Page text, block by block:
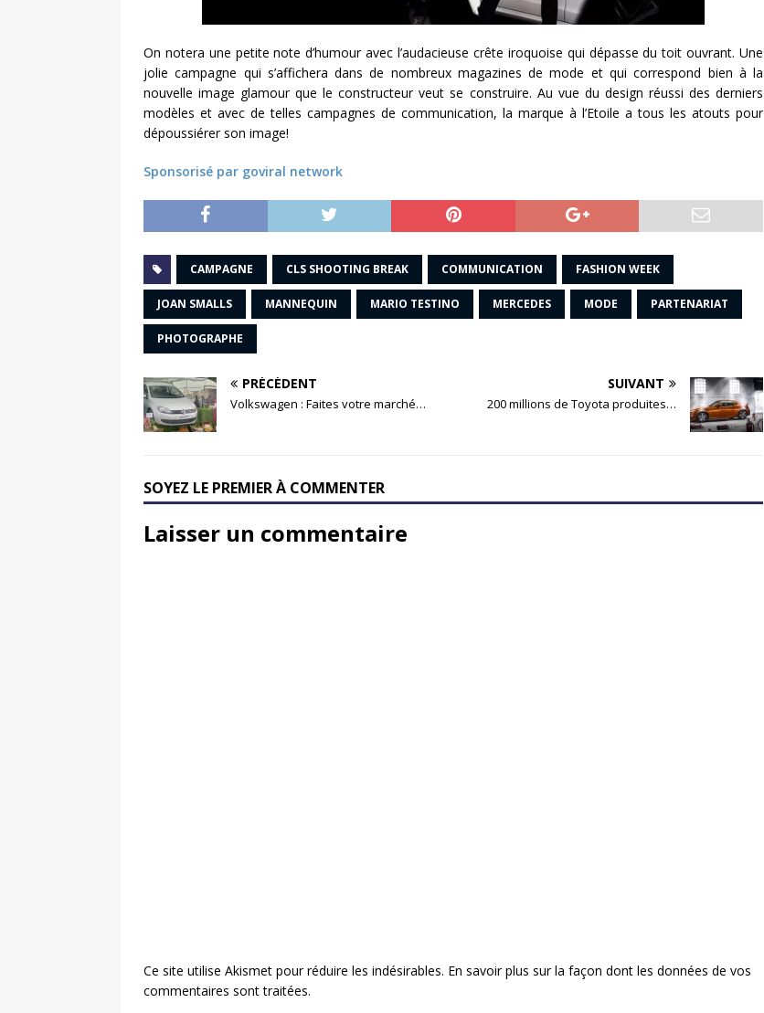
On notera une petite note d’humour avec l’audacieuse crête iroquoise qui dépasse du toit ouvrant. Une
jolie campagne qui s’affichera dans de nombreux magazines de mode et qui correspond bien à la
nouvelle image glamour que le constructeur veut se construire. Au vue du design réussi des derniers
modèles et avec de telles campagnes de communication, la marque à l’Etoile a tous les atouts pour
dépoussiérer son image!
Sponsorisé par goviral network
CAMPAGNE CLS SHOOTING BREAK COMMUNICATION FASHION WEEK
JOAN SMALLS MANNEQUIN MARIO TESTINO MERCEDES MODE PARTENARIAT
PHOTOGRAPHE
PRÉCÉDENT
Volkswagen : Faites votre marché…
SUIVANT
200 millions de Toyota produites…
SOYEZ LE PREMIER À COMMENTER
Laisser un commentaire
Ce site utilise Akismet pour réduire les indésirables. En savoir plus sur la façon dont les données de vos
commentaires sont traitées.